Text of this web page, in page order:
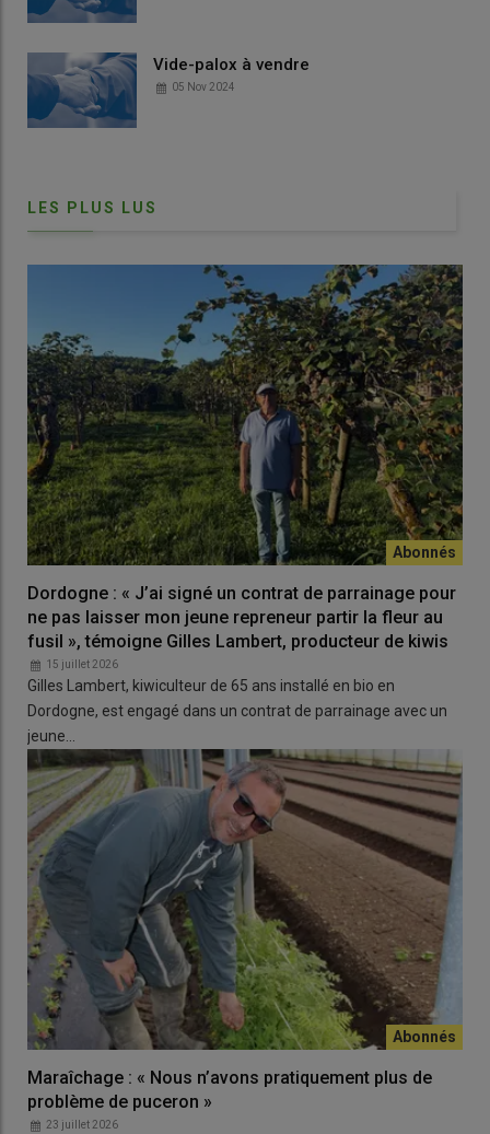
Vide-palox à vendre
05 Nov 2024
LES PLUS LUS
Dordogne : « J’ai signé un contrat de parrainage pour
ne pas laisser mon jeune repreneur partir la fleur au
fusil », témoigne Gilles Lambert, producteur de kiwis
15 juillet 2026
Gilles Lambert, kiwiculteur de 65 ans installé en bio en
Dordogne, est engagé dans un contrat de parrainage avec un
jeune…
Maraîchage : « Nous n’avons pratiquement plus de
problème de puceron »
23 juillet 2026